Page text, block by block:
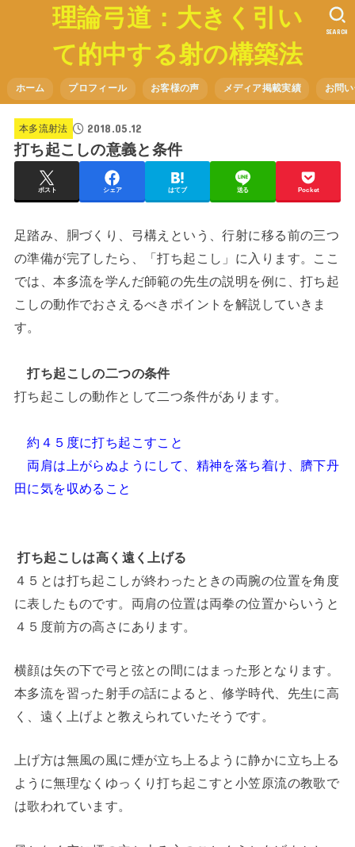
理論弓道：大きく引い
て的中する射の構築法
ホーム プロフィール お客様の声 メディア掲載実績 お問
SEARCH
本多流射法 2018.05.12
打ち起こしの意義と条件
ポスト シェア はてブ 送る Pocket
足踏み、胴づくり、弓構えという、行射に移る前の三つ
の準備が完了したら、「打ち起こし」に入ります。ここ
では、本多流を学んだ師範の先生の説明を例に、打ち起
こしの動作でおさえるべきポイントを解説していきま
す。
打ち起こしの二つの条件
打ち起こしの動作として二つ条件があります。
約４５度に打ち起こすこと
両肩は上がらぬようにして、精神を落ち着け、臍下丹
田に気を収めること
打ち起こしは高く遠く上げる
４５とは打ち起こしが終わったときの両腕の位置を角度
に表したものです。両肩の位置は両拳の位置からいうと
４５度前方の高さにあります。
横顔は矢の下で弓と弦との間にはまった形となります。
本多流を習った射手の話によると、修学時代、先生に高
く、遠く上げよと教えられていたそうです。
上げ方は無風の風に煙が立ち上るように静かに立ち上る
ように無理なくゆっくり打ち起こすと小笠原流の教歌で
は歌われています。